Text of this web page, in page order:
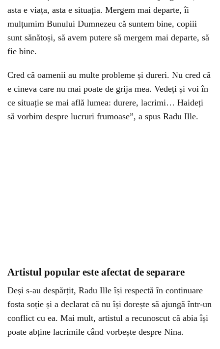
asta e viața, asta e situația. Mergem mai departe, îi
mulțumim Bunului Dumnezeu că suntem bine, copiii
sunt sănătoși, să avem putere să mergem mai departe, să
fie bine.
Cred că oamenii au multe probleme și dureri. Nu cred că
e cineva care nu mai poate de grija mea. Vedeți și voi în
ce situație se mai află lumea: durere, lacrimi… Haideți
să vorbim despre lucruri frumoase”, a spus Radu Ille.
Artistul popular este afectat de separare
Deși s-au despărțit, Radu Ille își respectă în continuare
fosta soție și a declarat că nu își dorește să ajungă într-un
conflict cu ea. Mai mult, artistul a recunoscut că abia își
poate abține lacrimile când vorbește despre Nina.